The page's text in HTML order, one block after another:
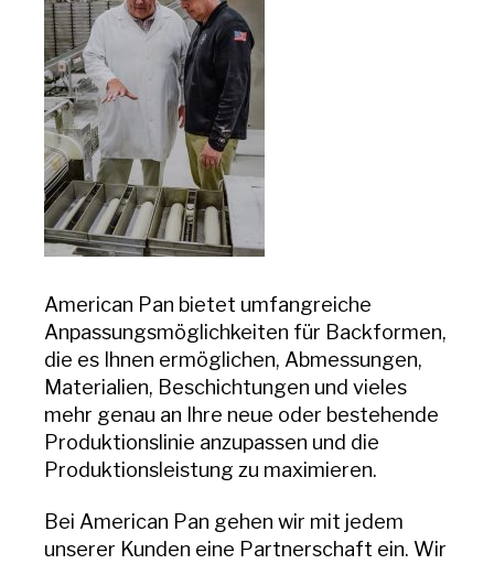
American Pan bietet umfangreiche
Anpassungsmöglichkeiten für Backformen,
die es Ihnen ermöglichen, Abmessungen,
Materialien, Beschichtungen und vieles
mehr genau an Ihre neue oder bestehende
Produktionslinie anzupassen und die
Produktionsleistung zu maximieren.
Bei American Pan gehen wir mit jedem
unserer Kunden eine Partnerschaft ein. Wir